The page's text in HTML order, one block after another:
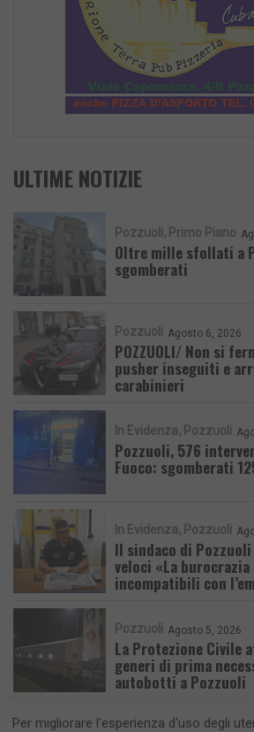
ULTIME NOTIZIE
Pozzuoli Primo Piano
Oltre mille sfollati a
sgomberati
Pozzuoli Agosto 6, 2026
POZZUOLI/ Non si
pusher inseguiti e
carabinieri
In Evidenza Pozzuoli
Pozzuoli, 576
Fuoco: sgomberati
In Evidenza Pozzuoli
Il sindaco di
veloci «La
incompatibili con
Pozzuoli Agosto 5, 2026
La Protezione Civile
generi di prima
autobotti a Pozzuoli
Per migliorare l'esperienza d'uso degli